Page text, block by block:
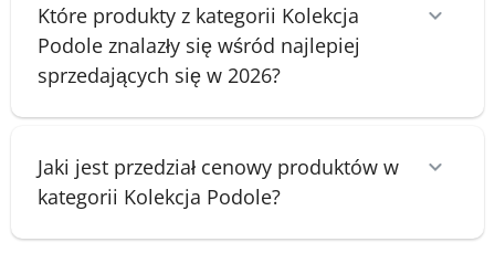
Które produkty z kategorii Kolekcja
Podole znalazły się wśród najlepiej
sprzedających się w 2026?
Jaki jest przedział cenowy produktów w
kategorii Kolekcja Podole?